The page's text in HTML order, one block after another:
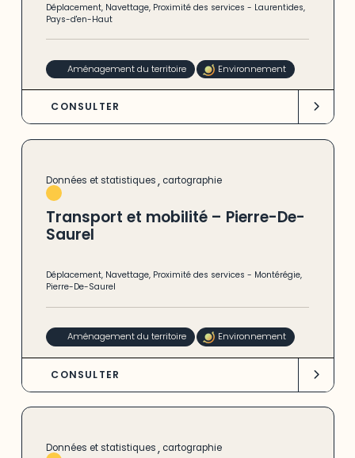
Déplacement, Navettage, Proximité des services - Laurentides,
Pays-d'en-Haut
Aménagement du territoire Environnement
CONSULTER
Données et statistiques, cartographie
Transport et mobilité – Pierre-De-
Saurel
Déplacement, Navettage, Proximité des services - Montérégie,
Pierre-De-Saurel
Aménagement du territoire Environnement
CONSULTER
Données et statistiques, cartographie